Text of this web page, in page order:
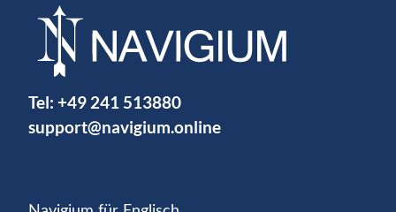
Tel: +49 241 513880
support@navigium.online